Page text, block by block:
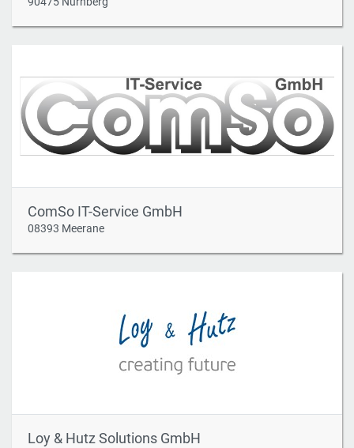
ComSo IT-Service GmbH
08393 Meerane
Loy & Hutz Solutions GmbH